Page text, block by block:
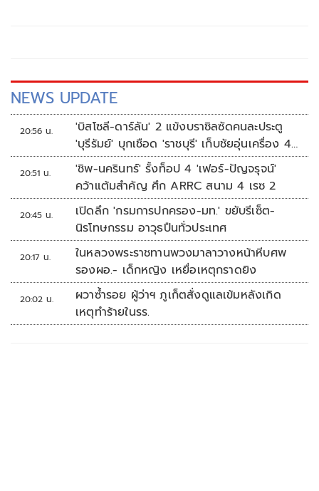
NEWS UPDATE
20:56 น.
'บิสโซลี-ดาร์ลัน' 2 แข้งบราซิลซัดคนละประตู
'บุรีรัมย์' บุกเชือด 'ราชบุรี' เก็บชัยอุ่นเครื่อง 4
นัดรวด
20:51 น.
'ชิพ-นครินทร์' รั้งท็อป 4 'เฟอร์-ปัญจรุจน์'
คว้าแต้มสำคัญ ศึก ARRC สนาม 4 เรซ 2
20:45 น.
เปิดลึก 'กรมการปกครอง-มท.' ขยับรีเซ็ต-
นิรโทษกรรม อาวุธปืนทั่วประเทศ
20:17 น.
ในหลวงพระราชทานพวงมาลาวางหน้าหีบศพ
รองผอ.- เด็กหญิง เหยื่อเหตุกราดยิง
20:02 น.
ผวาซ้ำรอย ผู้ว่าฯ ภูเก็ตสั่งดูแลเข้มหลังเกิด
เหตุทำร้ายในรร.